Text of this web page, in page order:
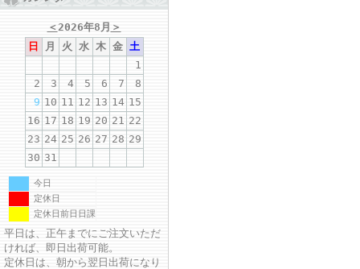
＜2026年8月 ＞
日
月 火 水 木 金 土
1
2
3 4 5 6 7
8
9 10 11 12 13 14 15
16 17 18 19 20 21 22
23 24 25 26 27 28 29
30 31
今日
定休日
定休日前日日課
平日は、正午までにご注文いただ
ければ、即日出荷可能。
定休日は、朝から翌日出荷になり